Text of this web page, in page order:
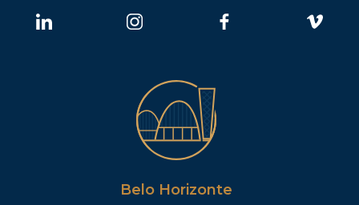
Belo Horizonte